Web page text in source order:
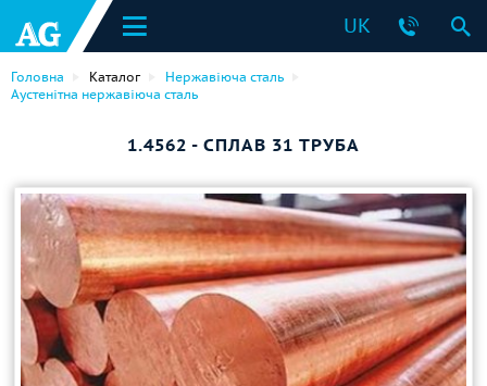
UK
Головна Каталог
Нержавіюча сталь
Аустенітна нержавіюча сталь
1.4562 - СПЛАВ 31 ТРУБА